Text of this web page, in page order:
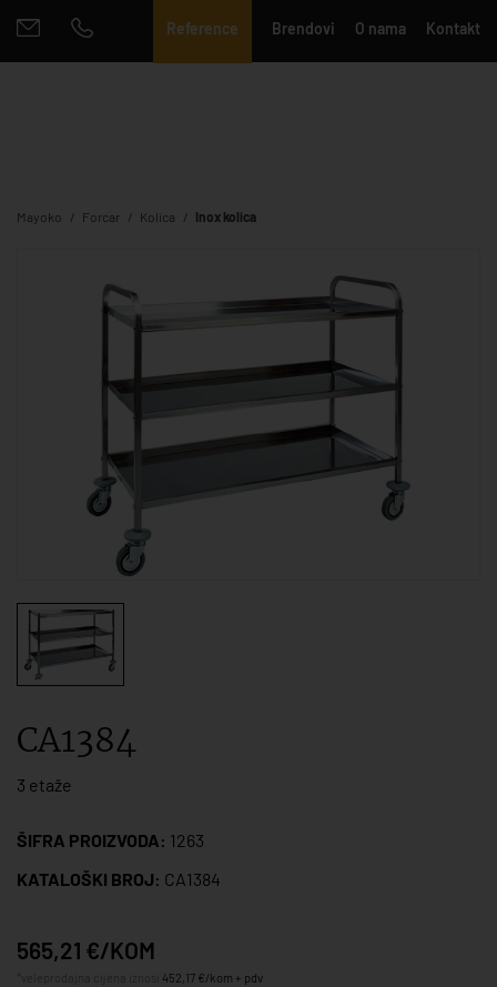
Reference Brendovi O nama Kontakt
Mayoko Forcar Kolica Inox kolica
CA1384
3 etaže
ŠIFRA PROIZVODA: 1263
KATALOŠKI BROJ: CA1384
565,21 €/KOM
452,17 €/kom + pdv